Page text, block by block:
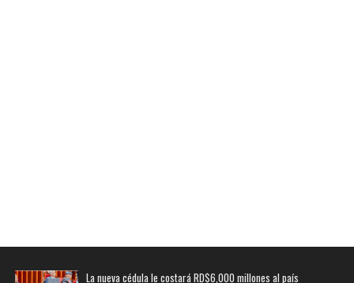
La nueva cédula le costará RD$6,000 millones al país